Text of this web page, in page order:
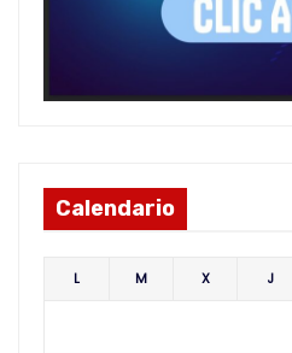
Calendario
L M X J